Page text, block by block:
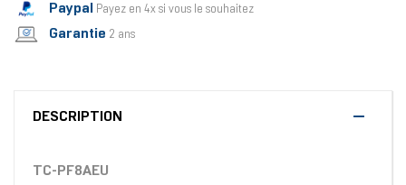
Paypal Payez en 4x si vous le souhaitez
Garantie 2 ans
DESCRIPTION
TC-PF8AEU